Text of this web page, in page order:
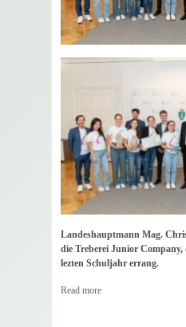
Landeshauptmann Mag.
die Treberei Junior Company,
lezten Schuljahr errang.
Read more